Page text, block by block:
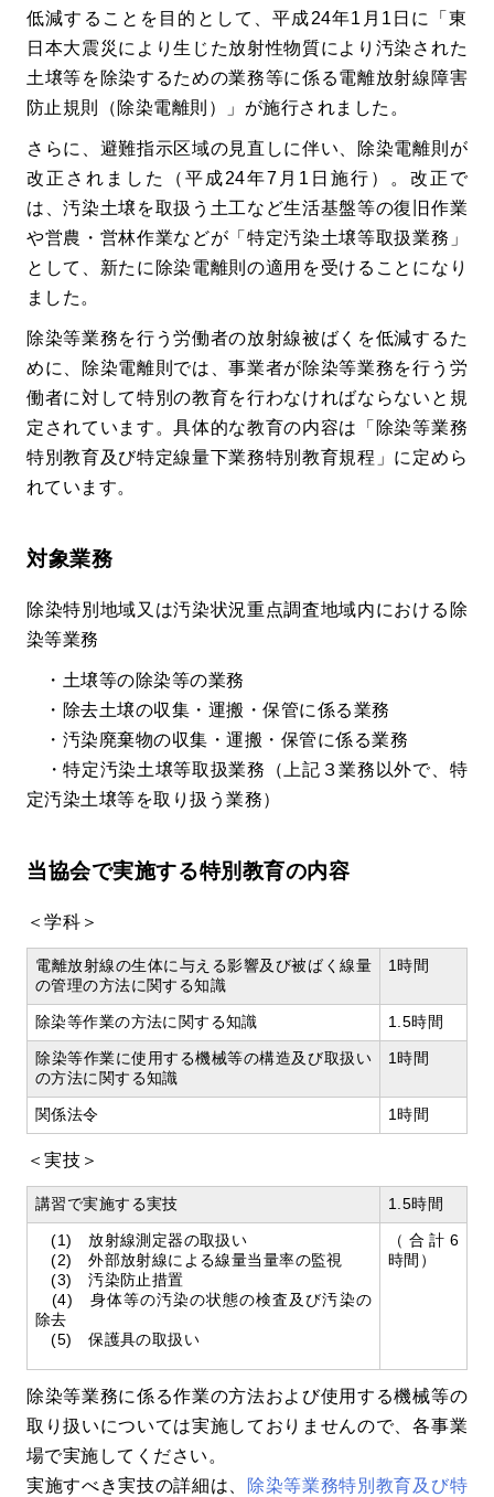
低減することを目的として、平成24年1月1日に「東
日本大震災により生じた放射性物質により汚染された
土壌等を除染するための業務等に係る電離放射線障害
防止規則（除染電離則）」が施行されました。
さらに、避難指示区域の見直しに伴い、除染電離則が
改正されました（平成24年7月1日施行）。改正で
は、汚染土壌を取扱う土工など生活基盤等の復旧作業
や営農・営林作業などが「特定汚染土壌等取扱業務」
として、新たに除染電離則の適用を受けることになり
ました。
除染等業務を行う労働者の放射線被ばくを低減するた
めに、除染電離則では、事業者が除染等業務を行う労
働者に対して特別の教育を行わなければならないと規
定されています。具体的な教育の内容は「除染等業務
特別教育及び特定線量下業務特別教育規程」に定めら
れています。
対象業務
除染特別地域又は汚染状況重点調査地域内における除
染等業務
・土壌等の除染等の業務
・除去土壌の収集・運搬・保管に係る業務
・汚染廃棄物の収集・運搬・保管に係る業務
・特定汚染土壌等取扱業務（上記３業務以外で、特
定汚染土壌等を取り扱う業務）
当協会で実施する特別教育の内容
＜学科＞
電離放射線の生体に与える影響及び被ばく線量
の管理の方法に関する知識
1時間
除染等作業の方法に関する知識 1.5時間
除染等作業に使用する機械等の構造及び取扱い
の方法に関する知識
1時間
関係法令 1時間
＜実技＞
講習で実施する実技 1.5時間
(1) 放射線測定器の取扱い
(2) 外部放射線による線量当量率の監視
(3) 汚染防止措置
(4) 身体等の汚染の状態の検査及び汚染の
除去
(5) 保護具の取扱い
（合計6
時間）
除染等業務に係る作業の方法および使用する機械等の
取り扱いについては実施しておりませんので、各事業
場で実施してください。
実施すべき実技の詳細は、
除染等業務特別教育及び特